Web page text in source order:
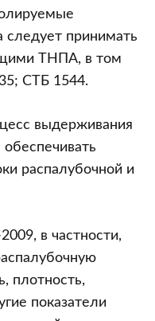
следует принимать
ТНПА, в том
СТБ 1544.
выдерживания
распалубочной и
в частности,
плотность,
показатели